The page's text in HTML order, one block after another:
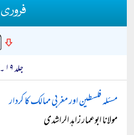
فروری ۲۰۰۸ء
جلد ۱۹ ۔ شمارہ ۲
مسئلہ فلسطین اور مغربی ممالک کا کردار
مولانا ابوعمار زاہد الراشدی